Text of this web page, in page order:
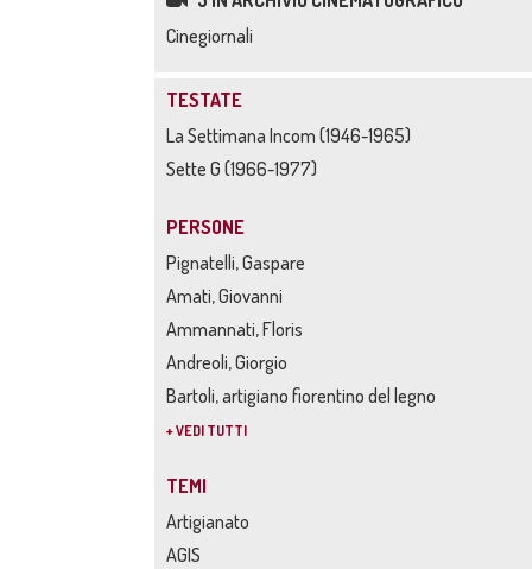
Cinegiornali
TESTATE
La Settimana Incom (1946-1965)
Sette G (1966-1977)
PERSONE
Pignatelli, Gaspare
Amati, Giovanni
Ammannati, Floris
Andreoli, Giorgio
Bartoli, artigiano fiorentino del legno
+ VEDI TUTTI
TEMI
Artigianato
AGIS